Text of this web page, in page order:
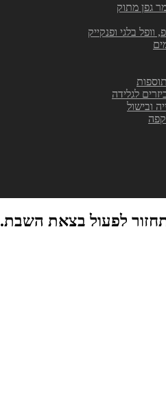
גפן מתוק
בלגי ופנקייק
לגלידה
ובישול
קפה
לפעול בצאת השבת.